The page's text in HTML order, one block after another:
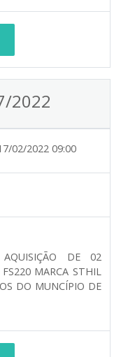
2022
02/2022 09:00
DE 02
MARCA STHIL
DO MUNCÍPIO DE